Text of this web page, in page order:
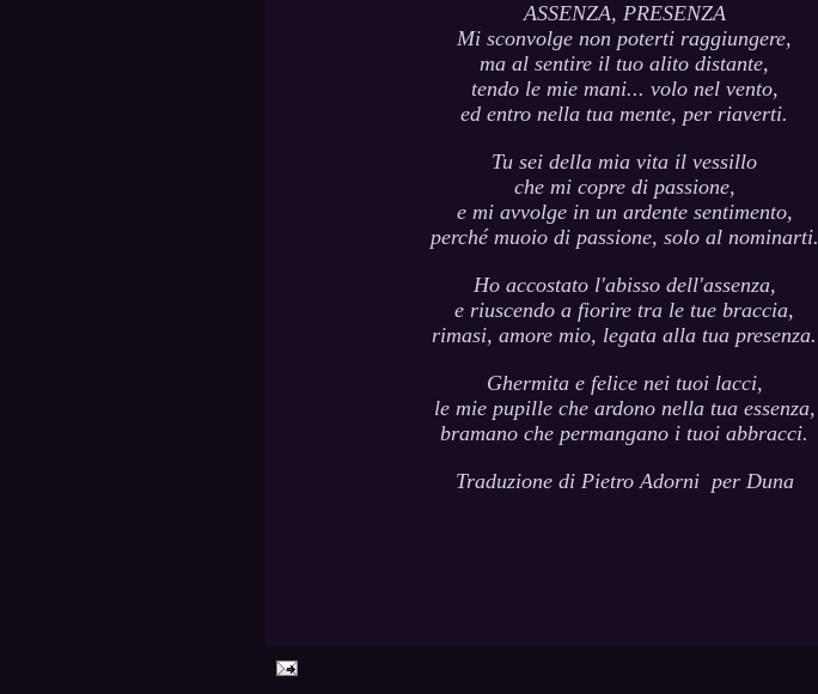
ASSENZA, PRESENZA
Mi sconvolge non poterti raggiungere,
ma al sentire il tuo alito distante,
tendo le mie mani... volo nel vento,
ed entro nella tua mente, per riaverti.
Tu sei della mia vita il vessillo
che mi copre di passione,
e mi avvolge in un ardente sentimento,
perché muoio di passione, solo al nominarti.
Ho accostato l'abisso dell'assenza,
e riuscendo a fiorire tra le tue braccia,
rimasi, amore mio, legata alla tua presenza.
Ghermita e felice nei tuoi lacci,
le mie pupille che ardono nella tua essenza,
bramano che permangano i tuoi abbracci.
Traduzione di Pietro Adorni per Duna